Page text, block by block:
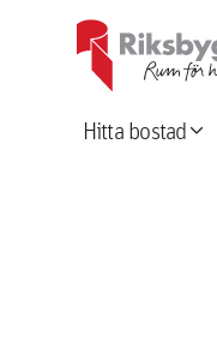
Hitta bostadexpand_more